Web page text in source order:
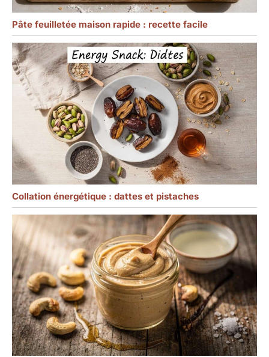
Pâte feuilletée maison rapide : recette facile
Collation énergétique : dattes et pistaches